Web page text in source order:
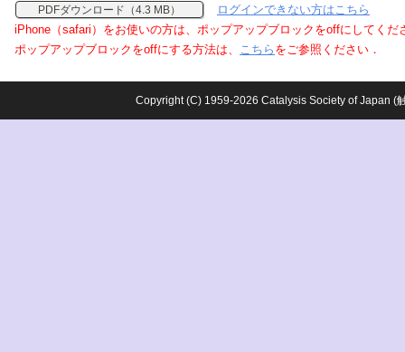
PDFダウンロード（4.3 MB）
ログインできない方はこちら
iPhone（safari）をお使いの方は、ポップアップブロックをoffにしてくだ
ポップアップブロックをoffにする方法は、 こちら をご参照ください．
Copyright (C) 1959-2026 Catalysis Society of Japan (